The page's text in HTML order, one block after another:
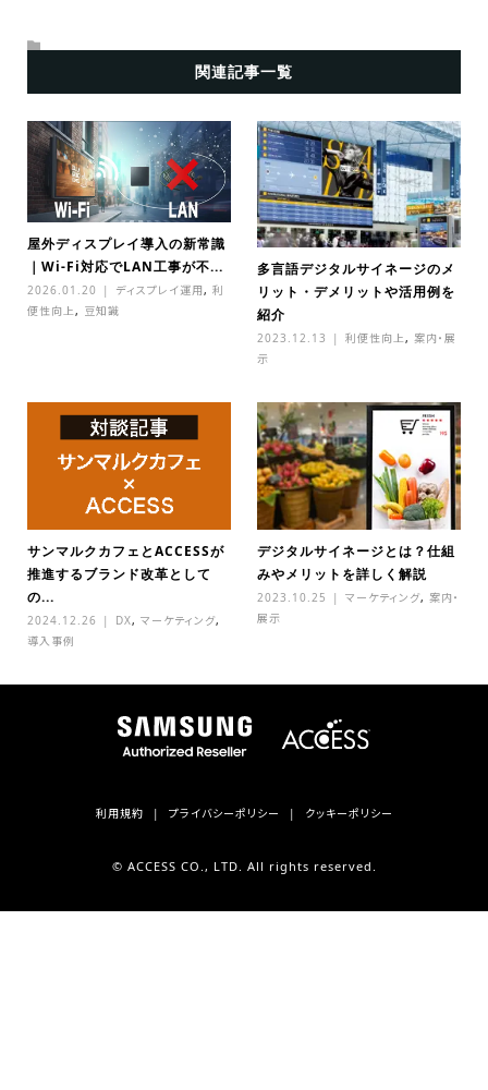
関連記事一覧
屋外ディスプレイ導入の新常識
｜Wi-Fi対応でLAN工事が不...
2026.01.20 ディスプレイ運用, 利
便性向上, 豆知識
多言語デジタルサイネージのメ
リット・デメリットや活用例を
紹介
2023.12.13 利便性向上,案内・展
示
サンマルクカフェとACCESSが
推進するブランド改革として
の...
2024.12.26 DX, マーケティング,
導入事例
デジタルサイネージとは？仕組
みやメリットを詳しく解説
2023.10.25 マーケティング,案内・
展示
利用規約 プライバシーポリシー クッキーポリシー
© ACCESS CO., LTD. All rights reserved.